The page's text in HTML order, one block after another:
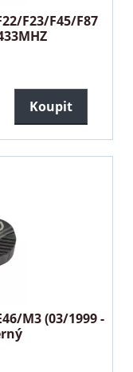
F23/F45/F87
Koupit
M3 (03/1999 -